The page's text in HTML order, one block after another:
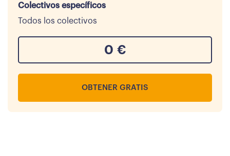
Colectivos específicos
Todos los colectivos
0 €
OBTENER GRATIS